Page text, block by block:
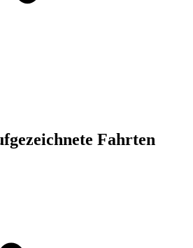
Fahrten